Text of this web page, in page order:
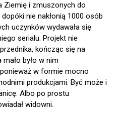
Ziemię i zmuszonych do
nie nakłonią 1000 osób
uczynków wydawała się
serialu. Projekt nie
kończąc się na
było w nim
w formie mocno
produkcjami. Być może i
Albo po prostu
widowni.